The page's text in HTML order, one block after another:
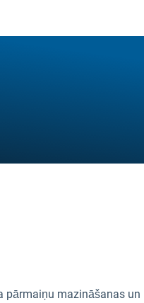
mazināšanas un